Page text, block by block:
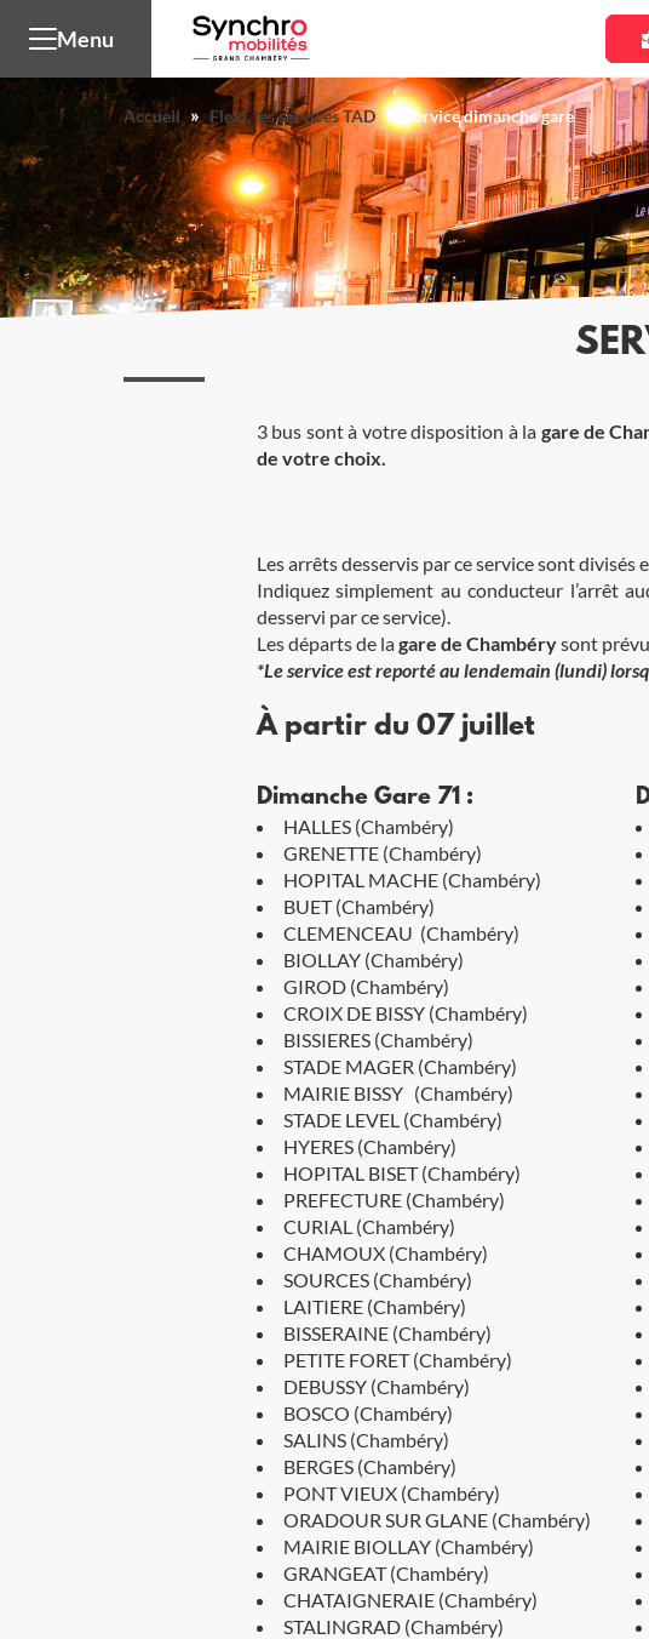
Menu
Accueil » Flexi, les services TAD » Service dimanche gare
3 bus sont à votre disposition à la gare de
de votre choix.
Les arrêts desservis par ce service sont divisés
Indiquez simplement au conducteur l’arrêt
desservi par ce service).
Les départs de lagare de Chambérysont
*Le service est reporté au lendemain (lundi)
À partir du 07 juillet
Dimanche Gare 71 :
HALLES (Chambéry)
GRENETTE (Chambéry)
HOPITAL MACHE (Chambéry)
BUET (Chambéry)
CLEMENCEAU (Chambéry)
BIOLLAY (Chambéry)
GIROD (Chambéry)
CROIX DE BISSY (Chambéry)
BISSIERES (Chambéry)
STADE MAGER (Chambéry)
MAIRIE BISSY (Chambéry)
STADE LEVEL (Chambéry)
HYERES (Chambéry)
HOPITAL BISET (Chambéry)
PREFECTURE (Chambéry)
CURIAL (Chambéry)
CHAMOUX (Chambéry)
SOURCES (Chambéry)
LAITIERE (Chambéry)
BISSERAINE (Chambéry)
PETITE FORET (Chambéry)
DEBUSSY (Chambéry)
BOSCO (Chambéry)
SALINS (Chambéry)
BERGES (Chambéry)
PONT VIEUX (Chambéry)
ORADOUR SUR GLANE (Chambéry)
MAIRIE BIOLLAY (Chambéry)
GRANGEAT (Chambéry)
CHATAIGNERAIE (Chambéry)
STALINGRAD (Chambéry)
Panneau de gestion des cookies